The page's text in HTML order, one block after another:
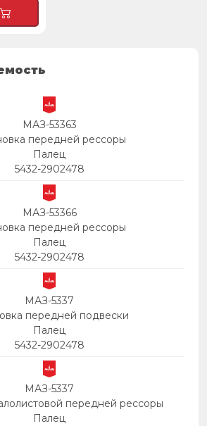
МАЗ-53363
передней рессоры
Палец
5432-2902478
МАЗ-53366
передней рессоры
Палец
5432-2902478
МАЗ-5337
передней подвески
Палец
5432-2902478
МАЗ-5337
передней рессоры
Палец